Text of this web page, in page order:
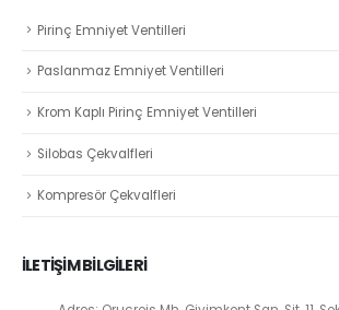
Pirinç Emniyet Ventilleri
Paslanmaz Emniyet Ventilleri
Krom Kaplı Pirinç Emniyet Ventilleri
Silobas Çekvalfleri
Kompresör Çekvalfleri
İLETİŞİM BİLGİLERİ